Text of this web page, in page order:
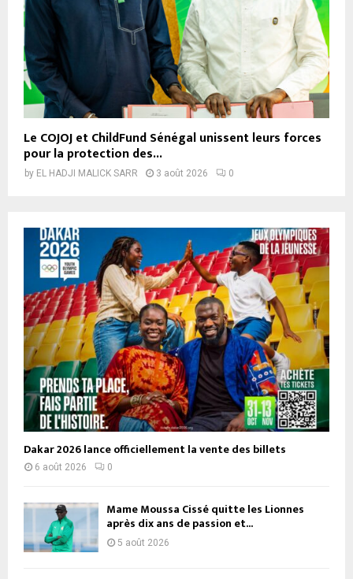
Le COJOJ et ChildFund Sénégal unissent leurs forces
pour la protection des...
by EL HADJI MALICK SARR 3 août 2026 0
Dakar 2026 lance officiellement la vente des billets
6 août 2026 0
Mame Moussa Cissé quitte les Lionnes
après dix ans de passion et...
5 août 2026